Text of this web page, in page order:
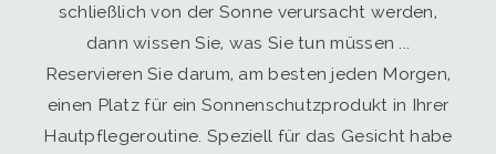
schließlich von der Sonne verursacht werden,
dann wissen Sie, was Sie tun müssen ...
Reservieren Sie darum, am besten jeden Morgen,
einen Platz für ein Sonnenschutzprodukt in Ihrer
Hautpflegeroutine. Speziell für das Gesicht habe